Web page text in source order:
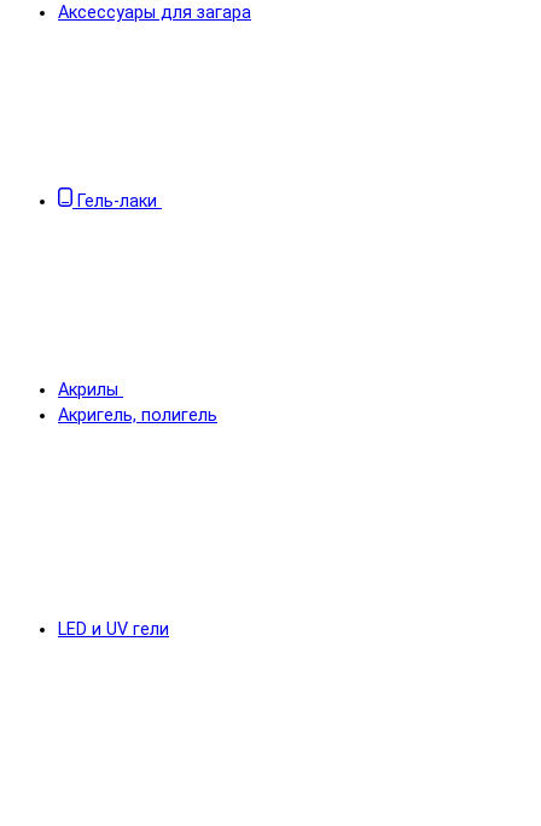
Аксессуары для загара
Гель-лаки
Акрилы
Акригель, полигель
LED и UV гели